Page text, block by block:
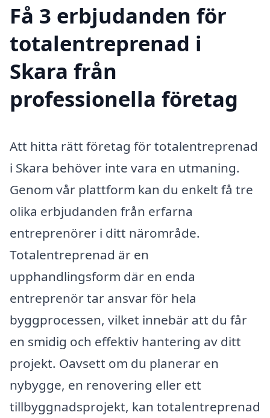
Få 3 erbjudanden för
totalentreprenad i
Skara från
professionella företag
Att hitta rätt företag för totalentreprenad
i Skara behöver inte vara en utmaning.
Genom vår plattform kan du enkelt få tre
olika erbjudanden från erfarna
entreprenörer i ditt närområde.
Totalentreprenad är en
upphandlingsform där en enda
entreprenör tar ansvar för hela
byggprocessen, vilket innebär att du får
en smidig och effektiv hantering av ditt
projekt. Oavsett om du planerar en
nybygge, en renovering eller ett
tillbyggnadsprojekt, kan totalentreprenad